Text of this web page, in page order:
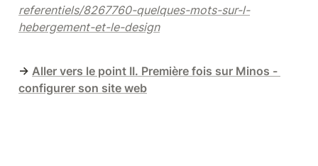
referentiels/8267760-quelques-mots-sur-l-
hebergement-et-le-design
→ Aller vers le point II. Première fois sur Minos -
configurer son site web